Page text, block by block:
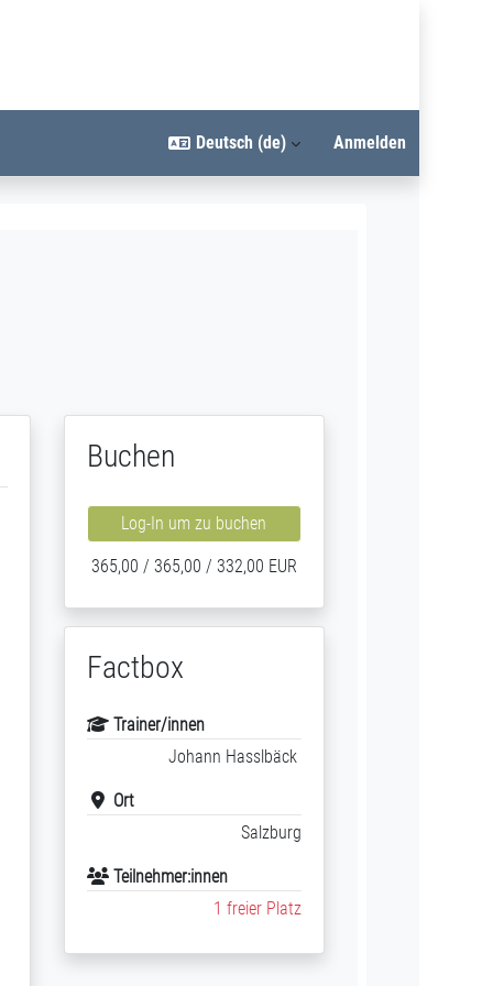
Deutsch ‎(de)‎ Anmelden
Buchen
Log-In um zu buchen
365,00 / 365,00 / 332,00 EUR
Factbox
Trainer/innen
Johann Hasslbäck
Ort
Salzburg
Teilnehmer:innen
1 freier Platz